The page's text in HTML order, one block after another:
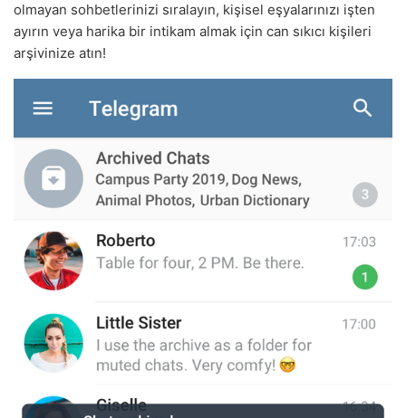
olmayan sohbetlerinizi sıralayın, kişisel eşyalarınızı işten
ayırın veya harika bir intikam almak için can sıkıcı kişileri
arşivinize atın!